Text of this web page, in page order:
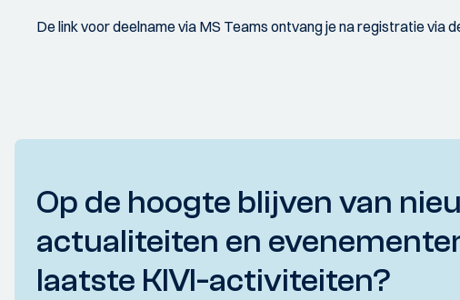
De link voor deelname via MS Teams ontvang je na registratie via
Op de hoogte blijven van
actualiteiten en
laatste KIVI-activiteiten?